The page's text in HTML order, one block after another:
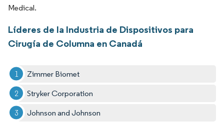
Medical.
Líderes de la Industria de Dispositivos para
Cirugía de Columna en Canadá
Zimmer Biomet
Stryker Corporation
Johnson and Johnson